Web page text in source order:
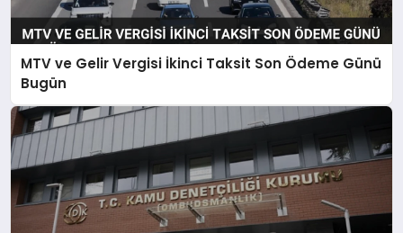
MTV ve Gelir Vergisi İkinci Taksit Son Ödeme Günü
Bugün